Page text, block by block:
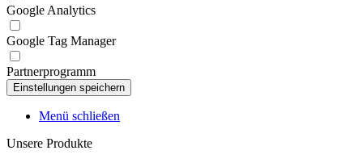
Google Analytics
Google Tag Manager
Partnerprogramm
Menü schließen
Unsere Produkte